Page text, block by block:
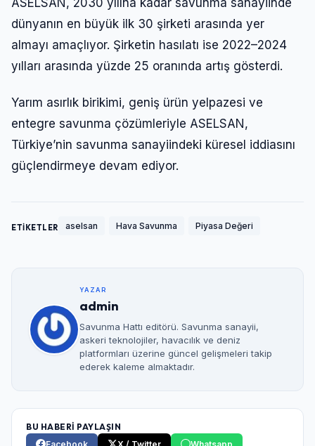
dünyanın en büyük ilk 30 şirketi arasında yer
almayı amaçlıyor. Şirketin hasılatı ise 2022–2024
yılları arasında yüzde 25 oranında artış gösterdi.
Yarım asırlık birikimi, geniş ürün yelpazesi ve
entegre savunma çözümleriyle ASELSAN,
Türkiye’nin savunma sanayiindeki küresel iddiasını
güçlendirmeye devam ediyor.
ETİKETLER aselsan Hava Savunma Piyasa Değeri
YAZAR
admin
Savunma Hattı editörü. Savunma sanayii,
askeri teknolojiler, havacılık ve deniz
platformları üzerine güncel gelişmeleri takip
ederek kaleme almaktadır.
BU HABERİ PAYLAŞIN